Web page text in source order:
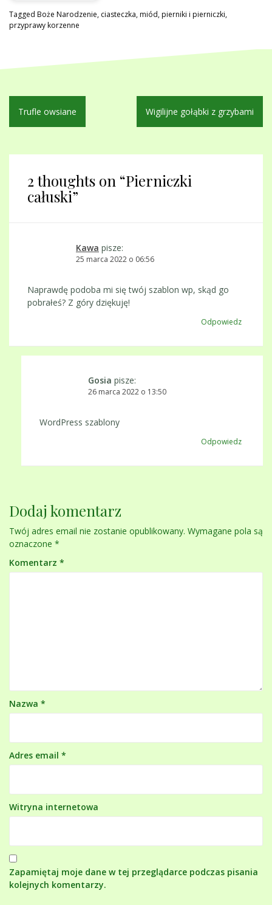
Tagged Boże Narodzenie, ciasteczka,miód,pierniki i pierniczki,
przyprawy korzenne
Nawigacja
wpisu
Trufle owsiane Wigilijne gołąbki z grzybami
2 thoughts on “Pierniczki
całuski”
Kawa pisze:
25 marca 2022 o 06:56
Naprawdę podoba mi się twój szablon wp, skąd go
pobrałeś? Z góry dziękuję!
Odpowiedz
Gosia pisze:
26 marca 2022 o 13:50
WordPress szablony
Odpowiedz
Dodaj komentarz
Twój adres email nie zostanie opublikowany. Wymagane pola są
oznaczone *
Komentarz *
Nazwa *
Adres email *
Witryna internetowa
Zapamiętaj moje dane w tej przeglądarce podczas pisania
kolejnych komentarzy.